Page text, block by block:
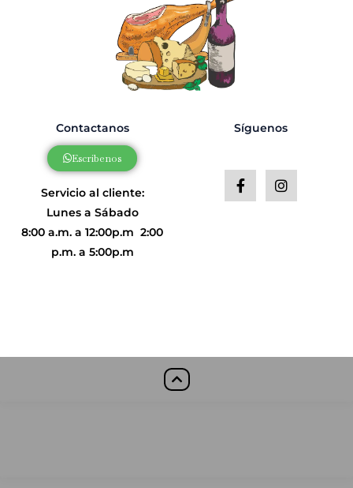
Contactanos
Escribenos
Servicio al cliente:
Lunes a Sábado
8:00 a.m. a 12:00p.m 2:00
p.m. a 5:00p.m
Síguenos